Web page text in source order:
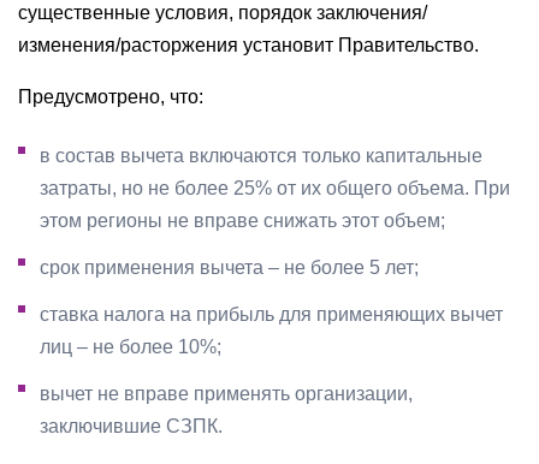
существенные условия, порядок заключения/
изменения/расторжения установит Правительство.
Предусмотрено, что:
в состав вычета включаются только капитальные
затраты, но не более 25% от их общего объема. При
этом регионы не вправе снижать этот объем;
срок применения вычета – не более 5 лет;
ставка налога на прибыль для применяющих вычет
лиц – не более 10%;
вычет не вправе применять организации,
заключившие СЗПК.